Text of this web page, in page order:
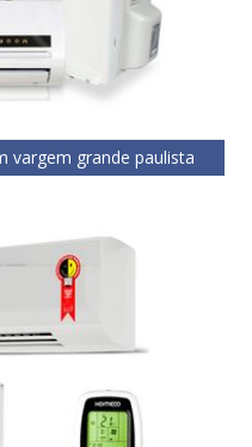
vargem grande paulista